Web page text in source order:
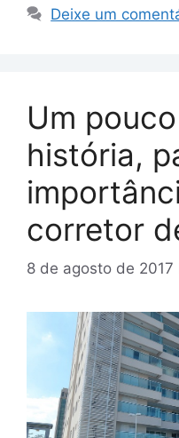
Deixe um
Um
história,
corretor
8 de agosto de 2017